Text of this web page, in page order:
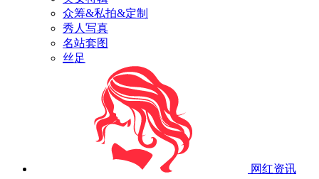
众筹&私拍&定制
秀人写真
名站套图
丝足
网红资讯